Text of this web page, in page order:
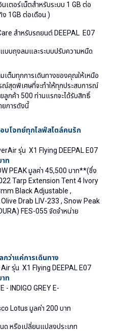
เตอร์เน็ตสำหรับระบบ 1 GB ต่อ
1GB ต่อเดือน )
สำหรับรถยนต์ DEEPAL E07
บบถุงลมและระบบปรับความหนืด
เต็มทุกการเดินทางของคุณให้เหนือ
ณ์สุดพิเศษที่จะทำให้ทุกประสบการณ์
ลูกค้า 500 ท่านแรกจะได้รับสิทธิ์
ยการดังนี้
บโจทย์ทุกไลฟ์สไตล์คนรัก
รุ่น X1 Flying DEEPAL E07
าท
PEAKมูลค่า 45,500 บาท**(ซึ่ง
Tarp Extension Tent 4 Ivory
Black Adjustable ,
Drab LIV-233 , Snow Peak
FES-055 จัดจำหน่าย
กว่าแค่การเดินทาง
Airรุ่น X1 Flying DEEPAL E07
าท
- INDIGO GREY E-
Lotus มูลค่า 200 บาท
ด หรือเปลี่ยนแปลงประเภท